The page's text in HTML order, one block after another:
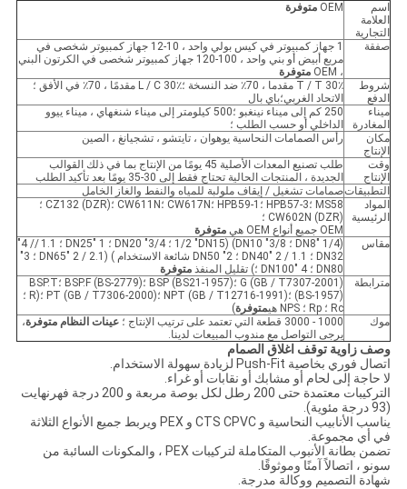
اسم
العلامة
التجارية
OEM متوفرة
صفقة
1 جهاز كمبيوتر في كيس بولي واحد ، 10-12 جهاز كمبيوتر شخصى في
مربع أبيض أو بني واحد ، 100-120 جهاز كمبيوتر شخصى في الكرتون البني
، OEM
متوفرة
شروط
الدفع
T / T 30٪ مقدما ، 70٪ ضد النسخة ؛L / C 30٪ مقدمًا ، 70٪ في الأفق ؛
الاتحاد الغربي؛باي بال
ميناء
المغادرة
250 كم إلى ميناء نينغبو ؛500 كيلومتر إلى ميناء شنغهاي ، ميناء ييوو
الداخلي أو حسب الطلب ؛
مكان
الإنتاج
رأس الصمامات النحاسية يوهوان ، تايتشو ، تشجيانغ ، الصين
وقت
الإنتاج
طلب تصنيع المعدات الأصلية 45 يومًا من الإنتاج بما في ذلك القوالب
الجديدة ، المنتجات الحالية تحتاج فقط إلى 30-35 يومًا بعد تأكيد الطلب
التطبيقاتصمامات تشغيل / إيقاف ملولبة للمياه والنفط والغاز الخامل
المواد
الرئيسية
MS58 ؛HPB57-3 ؛HPB59-1 ؛CW617N ؛CW611N ؛CZ132 (DZR) ؛
CW602N (DZR) ؛
OEM جميع أنواع OEM هي
متوفرة
مقاس
(1/4 "DN8 ؛ 3/8" DN10) (1/2 "DN15 ؛ 3/4" DN20 ؛ 1 "DN25 ؛ 1.1 // 4"
DN32 ؛ 1.1 / 2 "DN40 ؛ 2" DN50 شائعة الاستخدام ) (2.1 / 2 "DN65 ؛ 3"
DN80 ؛ 4 "DN100 ؛) تقليل المنفذ
متوفرة
مترابطة
G (GB / T7307-2001) ؛BSP (BS21-1957) ؛BSP.F (BS-2779) ؛BSP.T
(BS-1957) ؛NPT (GB / T12716-1991) ؛PT (GB / T7306-2000) ؛(R ؛
Rc ؛ Rp ؛ NPS هي
متوفرة)
موك
1000 - 3000 قطعة التي تعتمد على ترتيب الإنتاج ؛ عينات النظام متوفرة،
يرجى التواصل مع مندوب المبيعات لدينا.
وصف زاوية توقف اغلاق الصمام
اتصال فوري بخاصية Push-Fit لزيادة سهولة الاستخدام.
لا حاجة إلى لحام أو مشابك أو نقابات أو غراء.
التركيبات معتمدة حتى 200 رطل لكل بوصة مربعة و 200 درجة فهرنهايت
(93 درجة مئوية).
يناسب الأنابيب النحاسية و CTS CPVC و PEX ويربط جميع الأنواع الثلاثة
في أي مجموعة.
تضمن بطانة الأنبوب المتكاملة لتركيبات PEX ، والمكونات السائبة من
سونو ، اتصالاً آمنًا وموثوقًا.
شهادة التصميم ووكالة مدرجة.